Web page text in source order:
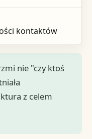
kontaktów
nie "czy ktoś
z celem